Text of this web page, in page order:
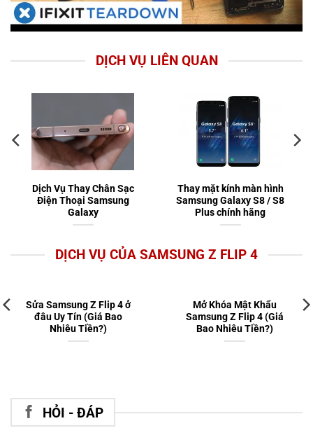
DỊCH VỤ LIÊN QUAN
Dịch Vụ Thay Chân Sạc
Điện Thoại Samsung
Galaxy
Thay mặt kính màn hình
Samsung Galaxy S8 / S8
Plus chính hãng
DỊCH VỤ CỦA SAMSUNG Z FLIP 4
Sửa Samsung Z Flip 4 ở
đâu Uy Tín (Giá Bao
Nhiêu Tiền?)
Mở Khóa Mật Khẩu
Samsung Z Flip 4 (Giá
Bao Nhiêu Tiền?)
HỎI - ĐÁP